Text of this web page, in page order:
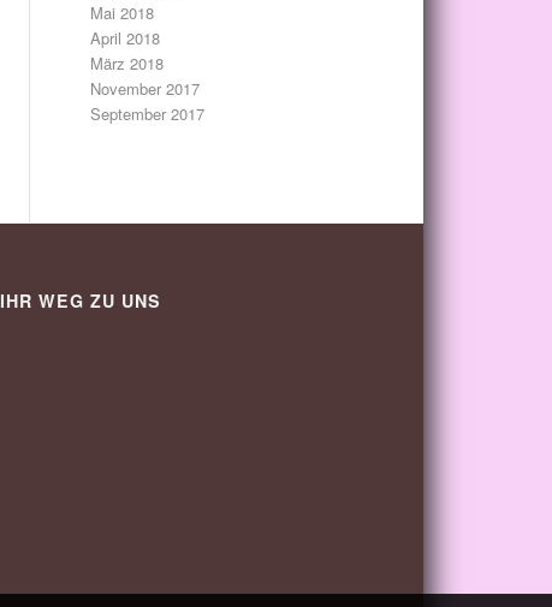
Mai 2018
April 2018
März 2018
November 2017
September 2017
IHR WEG ZU UNS